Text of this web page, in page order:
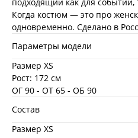
Когда костюм — это про
одновременно. Сделано в
Параметры модели
Размер XS
Рост: 172 см
ОГ 90 - ОТ 65 - ОБ 90
Состав
Размер XS